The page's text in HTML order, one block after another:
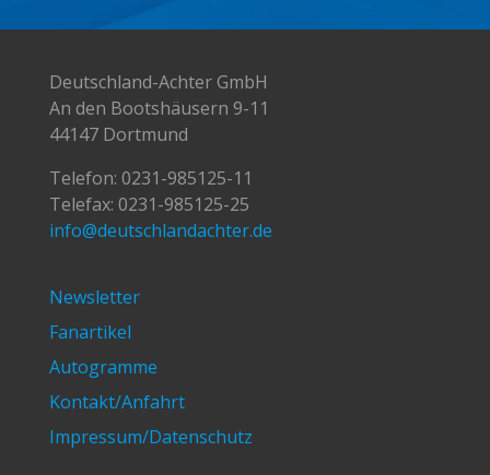
Deutschland-Achter GmbH
An den Bootshäusern 9-11
44147 Dortmund
Telefon: 0231-985125-11
Telefax: 0231-985125-25
info@deutschlandachter.de
Newsletter
Fanartikel
Autogramme
Kontakt/Anfahrt
Impressum/Datenschutz